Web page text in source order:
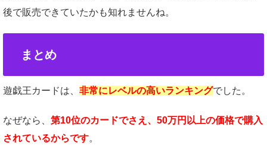
後で販売できていたかも知れませんね。
まとめ
遊戯王カードは、 非常にレベルの高いランキングでした。
なぜなら、 第10位のカードでさえ、50万円以上の価格で購入
されているからです。